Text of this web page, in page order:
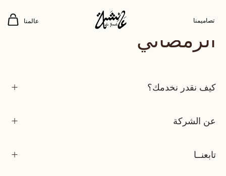
تصاميمنا عالمنا
برنامج جواهر عايشة
الرمضاني
كيف نقدر نخدمك؟
عن الشركة
تابعنــا